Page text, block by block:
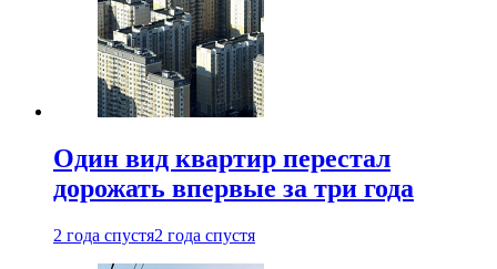
Один вид квартир перестал
дорожать впервые за три года
2 года спустя2 года спустя